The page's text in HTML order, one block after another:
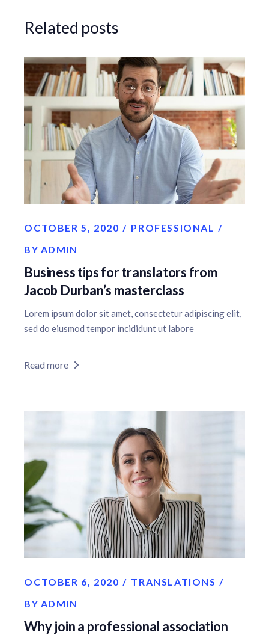
Related posts
OCTOBER 5, 2020
PROFESSIONAL
BY ADMIN
Business tips for translators from
Jacob Durban’s masterclass
Lorem ipsum dolor sit amet, consectetur adipiscing elit,
sed do eiusmod tempor incididunt ut labore
Read more
OCTOBER 6, 2020
TRANSLATIONS
BY ADMIN
Why join a professional association